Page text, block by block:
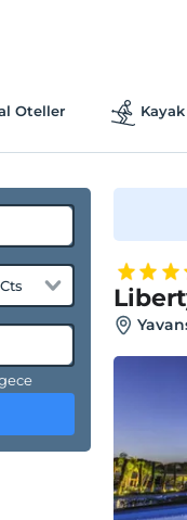
Oteller